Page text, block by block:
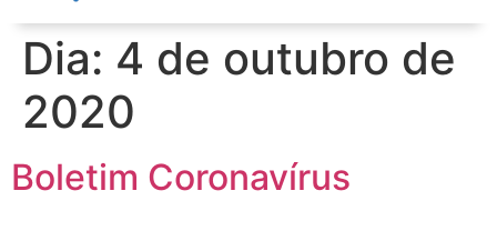
Dia: 4 de outubro de
2020
Boletim Coronavírus